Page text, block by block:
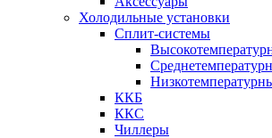
Холодильные установки
Сплит-системы
ККБ
ККС
Чиллеры